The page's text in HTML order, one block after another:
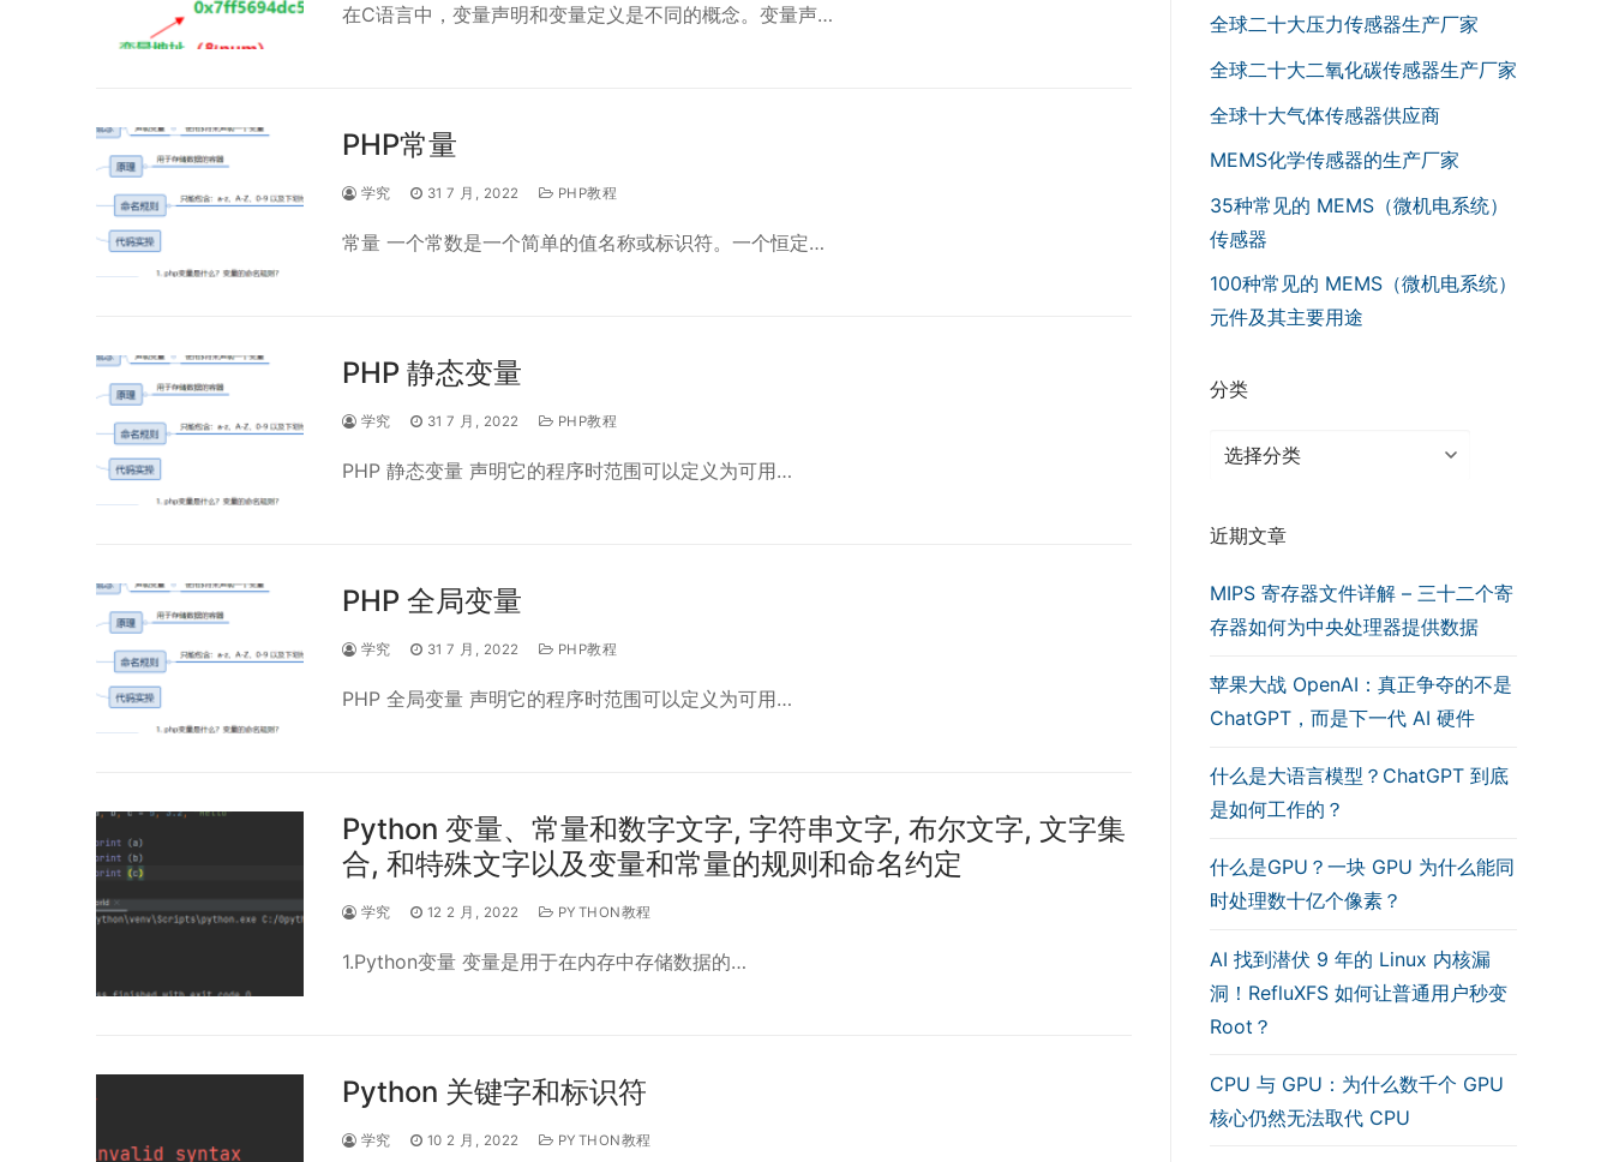
在C语言中，变量声明和变量定义是不同的概念。变量声…
PHP常量
学究 31 7 月, 2022 PHP教程
常量 一个常数是一个简单的值名称或标识符。一个恒定…
PHP 静态变量
学究 31 7 月, 2022 PHP教程
PHP 静态变量 声明它的程序时范围可以定义为可用…
PHP 全局变量
学究 31 7 月, 2022 PHP教程
PHP 全局变量 声明它的程序时范围可以定义为可用…
Python 变量、常量和数字文字, 字符串文字, 布尔文字, 文字集
合, 和特殊文字以及变量和常量的规则和命名约定
学究 12 2 月, 2022 PYTHON教程
1.Python变量 变量是用于在内存中存储数据的…
Python 关键字和标识符
学究 10 2 月, 2022 PYTHON教程
全球二十大压力传感器生产厂家
全球二十大二氧化碳传感器生产厂家
全球十大气体传感器供应商
MEMS化学传感器的生产厂家
35种常见的 MEMS（微机电系统）
传感器
100种常见的 MEMS（微机电系统）
元件及其主要用途
分类
分
近期文章
MIPS 寄存器文件详解 – 三十二个寄
存器如何为中央处理器提供数据
苹果大战 OpenAI：真正争夺的不是
ChatGPT，而是下一代 AI 硬件
什么是大语言模型？ChatGPT 到底
是如何工作的？
什么是GPU？一块 GPU 为什么能同
时处理数十亿个像素？
AI 找到潜伏 9 年的 Linux 内核漏
洞！RefluXFS 如何让普通用户秒变
Root？
CPU 与 GPU：为什么数千个 GPU
核心仍然无法取代 CPU